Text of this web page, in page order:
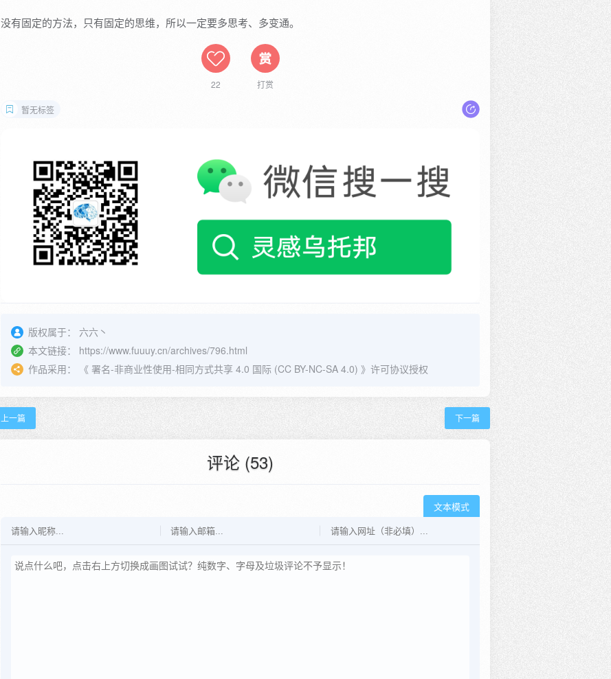
没有固定的方法，只有固定的思维，所以一定要多思考、多变通。
22 打赏
暂无标签
版权属于：
六六丶
本文链接：
https://www.fuuuy.cn/archives/796.html
作品采用：
《 署名-非商业性使用-相同方式共享 4.0 国际 (CC BY-NC-SA 4.0) 》许可协议授权
上一篇 下一篇
评论 (53)
文本模式